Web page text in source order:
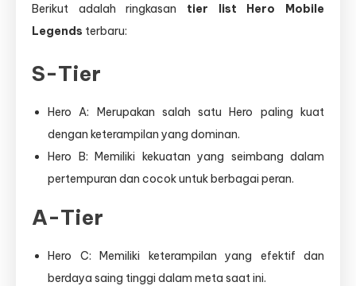
Berikut adalah ringkasan tier list Hero Mobile
Legends terbaru:
S-Tier
Hero A: Merupakan salah satu Hero paling kuat
dengan keterampilan yang dominan.
Hero B: Memiliki kekuatan yang seimbang dalam
pertempuran dan cocok untuk berbagai peran.
A-Tier
Hero C: Memiliki keterampilan yang efektif dan
berdaya saing tinggi dalam meta saat ini.